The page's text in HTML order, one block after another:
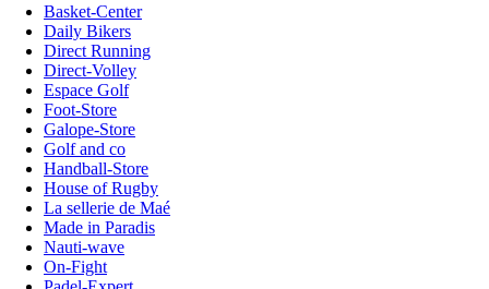
Basket-Center
Daily Bikers
Direct Running
Direct-Volley
Espace Golf
Foot-Store
Galope-Store
Golf and co
Handball-Store
House of Rugby
La sellerie de Maé
Made in Paradis
Nauti-wave
On-Fight